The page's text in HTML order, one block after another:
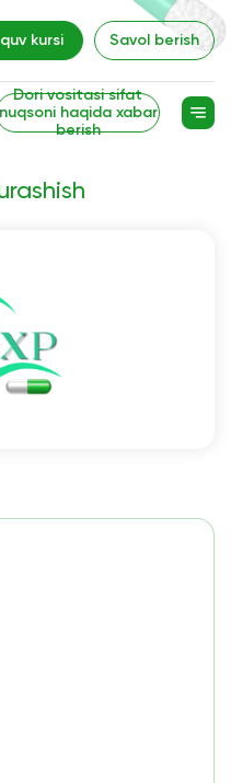
kursi Savol berish
Dori vositasi sifat
haqida xabar
berish